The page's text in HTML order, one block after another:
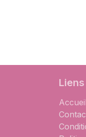
Accueil